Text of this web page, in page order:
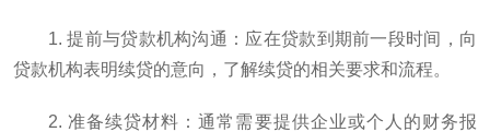
1. 提前与贷款机构沟通：应在贷款到期前一段时间，向
贷款机构表明续贷的意向，了解续贷的相关要求和流程。
2. 准备续贷材料：通常需要提供企业或个人的财务报